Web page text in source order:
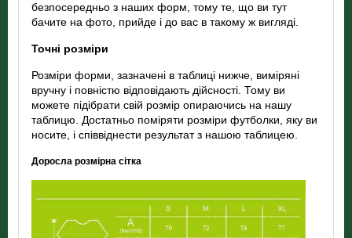
безпосередньо з наших форм, тому те, що ви тут
бачите на фото, прийде і до вас в такому ж вигляді.
Точні розміри
Розміри форми, зазначені в таблиці нижче, виміряні
вручну і повністю відповідають дійсності. Тому ви
можете підібрати свій розмір опираючись на нашу
таблицю. Достатньо поміряти розміри футболки, яку ви
носите, і співвіднести результат з нашою таблицею.
Доросла розмірна сітка